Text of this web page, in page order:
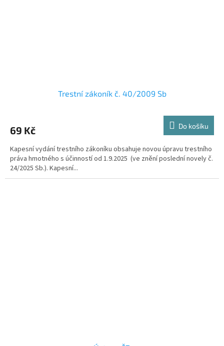
Trestní zákoník č. 40/2009 Sb
69 Kč Do košíku
Kapesní vydání trestního zákoníku obsahuje novou úpravu trestního
práva hmotného s účinností od 1.9.2025 (ve znění poslední novely č.
24/2025 Sb.). Kapesní...